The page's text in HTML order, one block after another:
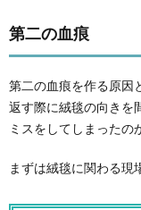
第二の血痕
第二の血痕を作る原因
返す際に絨毯の向きを
ミスをしてしまったの
まずは絨毯に関わる現